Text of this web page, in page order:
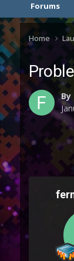
Forums
Home
By